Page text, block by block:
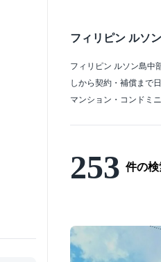
フィリピン ルソ
フィリピン ルソン島中
しから契約・補償まで
マンション・コンドミ
253 件の